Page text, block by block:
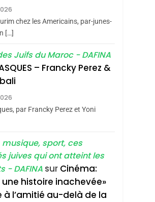
Boy George
SOUVENIRS
Accords D’Isaac:
S’étendre À 13 Pays
2025, L’année La Plus
Meurtrière Selon Le
Rapport D’ADL
Contre
FRANCE ISRAÉL
chez les Americains, par-junes-
[…]
Juifs du Maroc - DAFINA
– Francky Perez &
par Francky Perez et Yoni
musique, sport, ces
juives qui ont atteint les
- DAFINA sur Cinéma:
une histoire inachevée»
à l’amitié au-delà de la